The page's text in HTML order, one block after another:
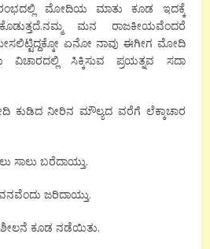
ಮೋದಿಯ ಮಾತು ಕೂಡ ಇದಕ್ಕೆ
ಮನ ರಾಜಕೀಯವೆಂದರೆ
ಏನೋ ನಾವು ಈಗೀಗ ಮೋದಿ
ವಿಚಾರದಲ್ಲಿ ಸಿಕ್ಕಿಸುವ ಪ್ರಯತ್ನವ ಸದಾ
ನೀರಿನ ಮೌಲ್ಯದ ವರೆಗೆ ಲೆಕ್ಕಾಚಾರ
ಸಾಲು ಬರೆದಾಯ್ತು.
ಜರಿದಾಯ್ತು.
ಕೂಡ ನಡೆಯಿತು.